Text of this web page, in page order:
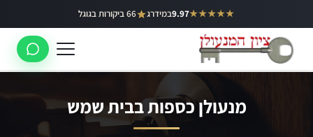
לתוכן
★★★★★
9.97במידרג 66 ביקורות בגוגל באר יעקב
ראשון לציון
מנעולן כספות בבית שמש